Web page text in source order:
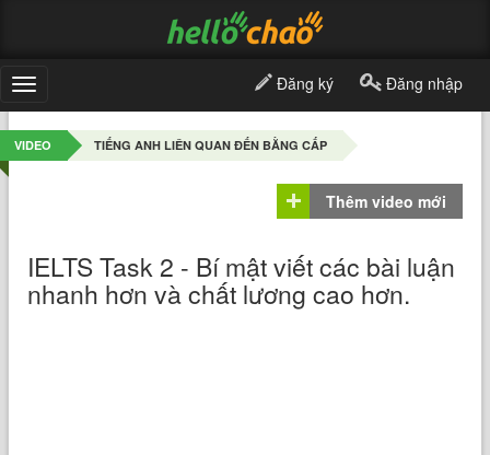
Toggle
navigation
Đăng ký Đăng nhập
VIDEO TIẾNG ANH LIÊN QUAN ĐẾN BẰNG CẤP
Thêm video mới
IELTS Task 2 - Bí mật viết các bài luận
nhanh hơn và chất lương cao hơn.